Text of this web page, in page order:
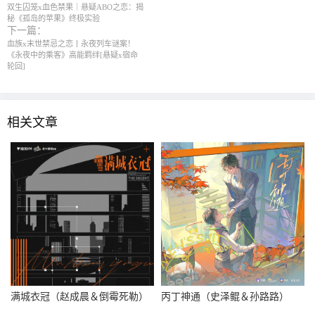
双生囚笼x血色禁果｜悬疑ABO之恋：揭
秘《孤岛的苹果》终极实验
下一篇：
血族x末世禁忌之恋丨永夜列车谜案！
《永夜中的乘客》高能羁绊[悬疑x宿命
轮回]
相关文章
满城衣冠（赵成晨＆倒霉死勒） 丙丁神通（史泽鲲＆孙路路）